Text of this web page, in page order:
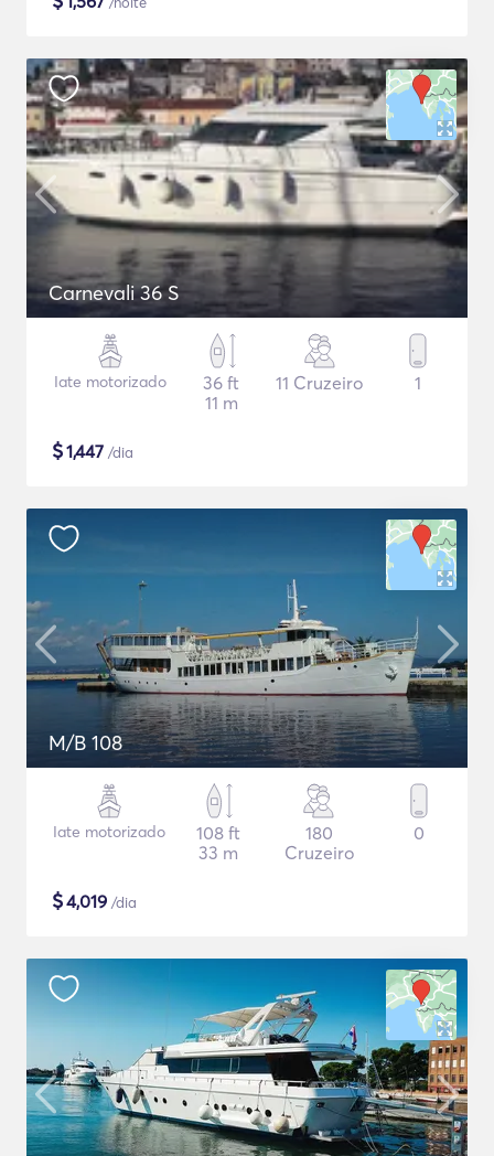
Carnevali 36 S
Iate motorizado
36 ft
11 m
11 Cruzeiro 1
$1,447 /dia
M/B 108
Iate motorizado
108 ft
33 m
180
Cruzeiro
0
$4,019 /dia